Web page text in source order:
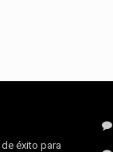
éxito para